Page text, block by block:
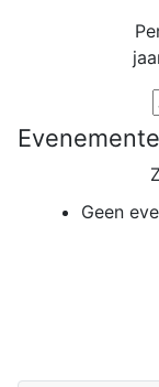
Geen